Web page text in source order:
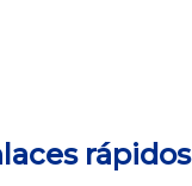
rápidos